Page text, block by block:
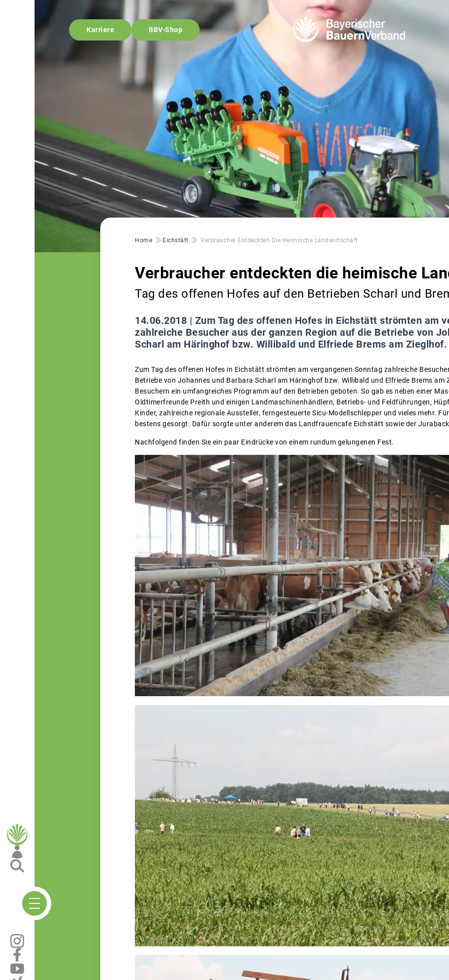
Karriere BBV-Shop
Pfadnavigation
Home Eichstätt Verbraucher Entdeckten Die Heimische Landwirtschaft
Verbraucher entdeckten die heimische
Tag des offenen Hofes auf den Betrieben Scharl und
14.06.2018 | Zum Tag des offenen Hofes in Eichstätt strömten am
zahlreiche Besucher aus der ganzen Region auf die Betriebe von
Scharl am Häringhof bzw. Willibald und Elfriede Brems am Zieglhof.
Zum Tag des offenen Hofes in Eichstätt strömten am vergangenen Sonntag zahlreiche
Betriebe von Johannes und Barbara Scharl am Häringhof bzw. Willibald und Elfriede Brems am
Besuchern ein umfangreiches Programm auf den Betrieben geboten. So gab es neben einer
Oldtimerfreunde Preith und einigen Landmaschinenhändlern, Betriebs- und Feldführungen,
Kinder, zahlreiche regionale Aussteller, ferngesteuerte Sicu-Modellschlepper und vieles mehr.
bestens gesorgt. Dafür sorgte unter anderem das Landfrauencafe Eichstätt sowie der
Nachfolgend finden Sie ein paar Eindrücke von einem rundum gelungenen Fest.